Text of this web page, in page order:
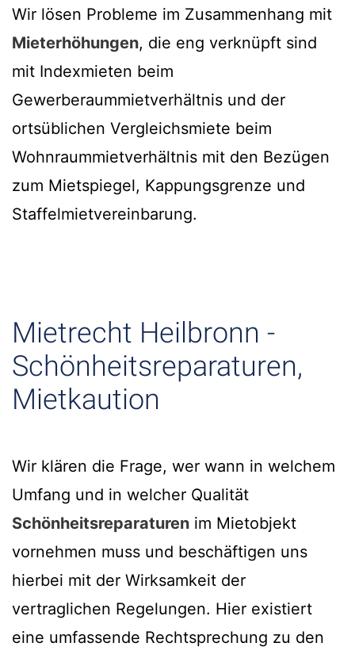
Wir lösen Probleme im Zusammenhang mit
Mieterhöhungen, die eng verknüpft sind
mit Indexmieten beim
Gewerberaummietverhältnis und der
ortsüblichen Vergleichsmiete beim
Wohnraummietverhältnis mit den Bezügen
zum Mietspiegel, Kappungsgrenze und
Staffelmietvereinbarung.
Mietrecht Heilbronn -
Schönheitsreparaturen,
Mietkaution
Wir klären die Frage, wer wann in welchem
Umfang und in welcher Qualität
Schönheitsreparaturen im Mietobjekt
vornehmen muss und beschäftigen uns
hierbei mit der Wirksamkeit der
vertraglichen Regelungen. Hier existiert
eine umfassende Rechtsprechung zu den